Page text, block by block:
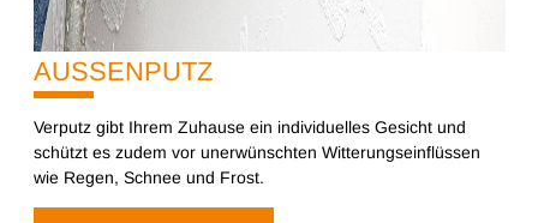
AUSSENPUTZ
Verputz gibt Ihrem Zuhause ein individuelles Gesicht und
schützt es zudem vor unerwünschten Witterungseinflüssen
wie Regen, Schnee und Frost.